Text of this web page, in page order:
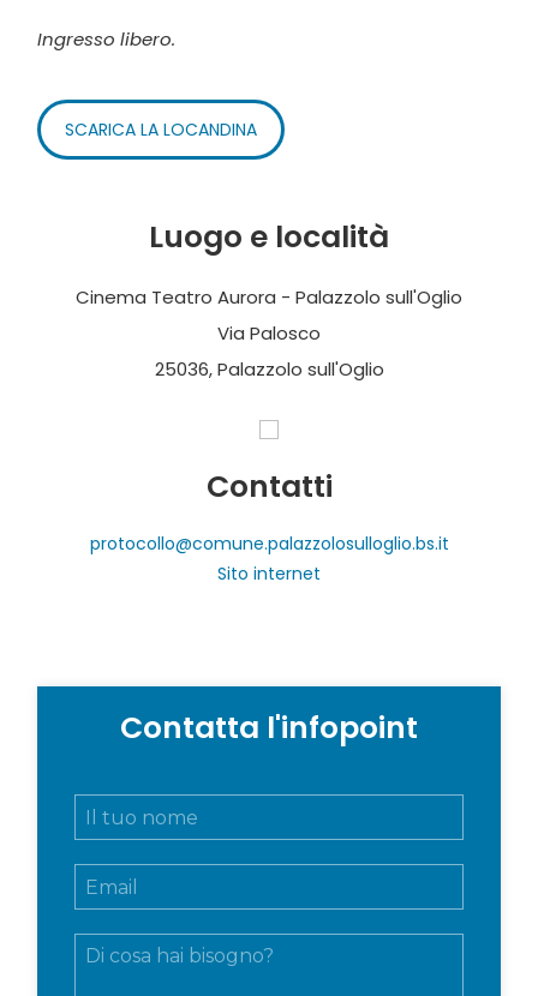
Ingresso libero.
SCARICA LA LOCANDINA
Luogo e località
Cinema Teatro Aurora - Palazzolo sull'Oglio
Via Palosco
25036, Palazzolo sull'Oglio
Contatti
protocollo@comune.palazzolosulloglio.bs.it
Sito internet
Contatta l'infopoint
N
E
m
M